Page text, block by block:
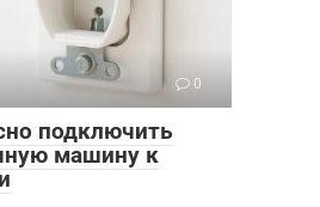
0
подключить
машину к